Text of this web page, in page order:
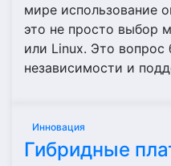
мире использование
это не просто выбор
или Linux. Это вопрос
независимости и
Инновация
Гибридные